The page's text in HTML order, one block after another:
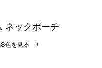
ネックポーチ
色を見る